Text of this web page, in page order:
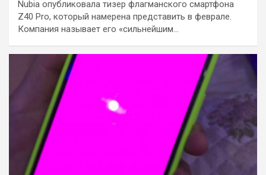
Nubia опубликовала тизер флагманского смартфона
Z40 Pro, который намерена представить в феврале.
Компания называет его «сильнейшим…